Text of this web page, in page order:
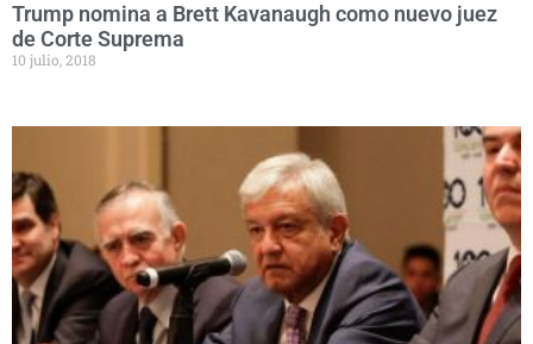
Trump nomina a Brett Kavanaugh como nuevo juez
de Corte Suprema
10 julio, 2018